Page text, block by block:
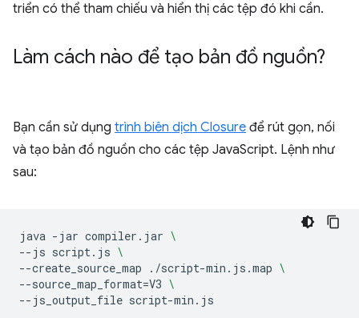
triển có thể tham chiếu và hiển thị các tệp đó khi cần.
Làm cách nào để tạo bản đồ nguồn?
Bạn cần sử dụng trình biên dịch Closure để rút gọn, nối
và tạo bản đồ nguồn cho các tệp JavaScript. Lệnh như
sau:
java -jar compiler.jar \
--js script.js \
--create_source_map
./script-min.js.map \
--source_map_format=V3 \
--js_output_file